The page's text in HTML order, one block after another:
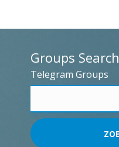
Groups Search
Telegram Groups